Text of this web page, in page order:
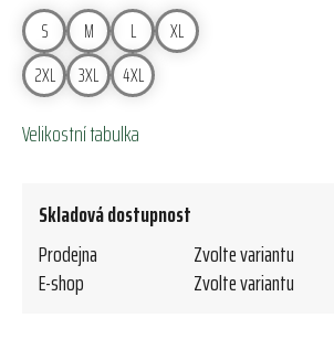
S M L
XL
2XL
3XL 4XL
Velikostní tabulka
Skladová dostupnost
Prodejna
Zvolte variantu
E-shop
Zvolte variantu